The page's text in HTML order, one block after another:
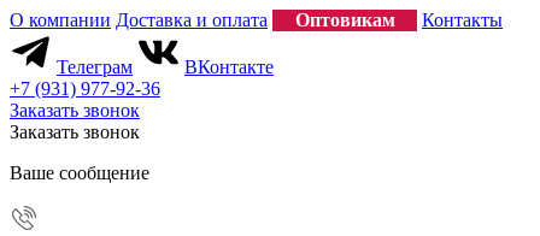
О компании Доставка и оплата Оптовикам Контакты
Телеграм
ВКонтакте
+7 (931) 977-92-36
Заказать звонок
Заказать звонок
Ваше сообщение